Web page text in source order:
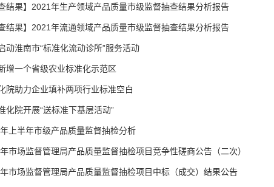
查结果】2021年生产领域产品质量市级监督抽查结果分析报告
查结果】2021年流通领域产品质量市级监督抽查结果分析报告
动淮南市“标准化流动诊所”服务活动
增一个省级农业标准化示范区
院助力企业填补两项行业标准空白
化院开展“送标准下基层活动”
上半年市级产品质量监督抽检分析
市场监督管理局产品质量监督抽检项目竞争性磋商公告（二次）
市场监督管理局产品质量监督抽检项目中标（成交）结果公告